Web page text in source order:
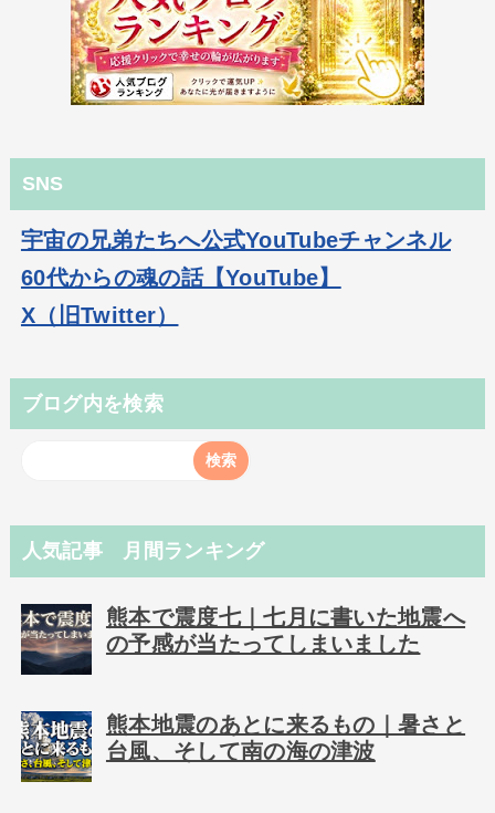
SNS
宇宙の兄弟たちへ公式YouTubeチャンネル
60代からの魂の話【YouTube】
X（旧Twitter）
ブログ内を検索
人気記事 月間ランキング
熊本で震度七｜七月に書いた地震へ
の予感が当たってしまいました
熊本地震のあとに来るもの｜暑さと
台風、そして南の海の津波